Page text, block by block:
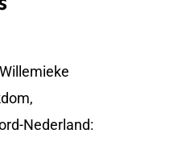
Nederland: